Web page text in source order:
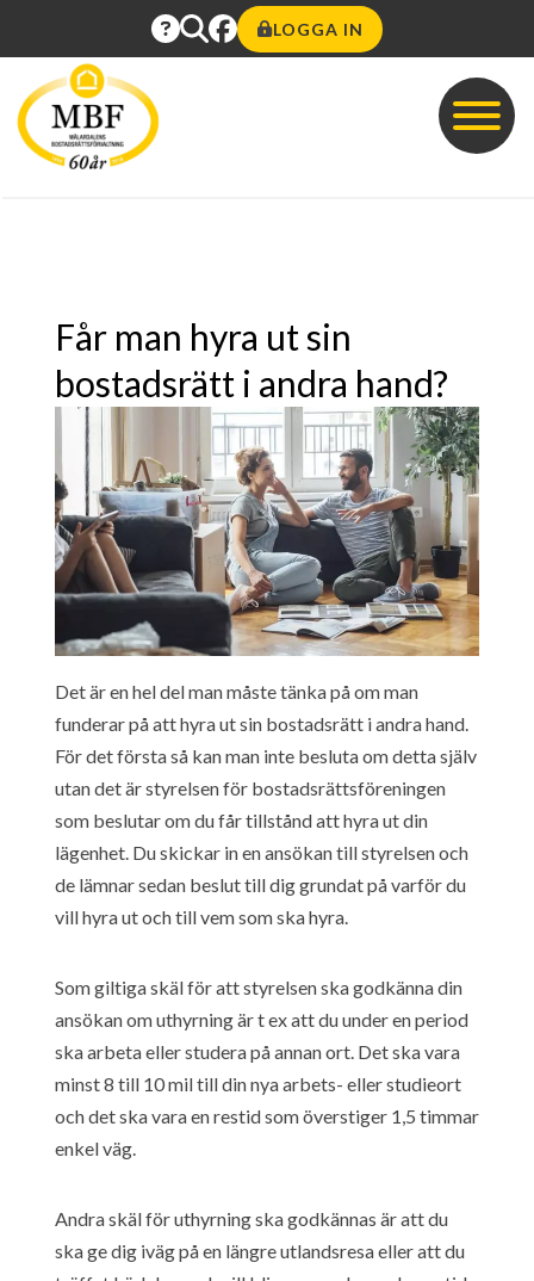
LOGGA IN
Får man hyra ut sin
bostadsrätt i andra hand?
Det är en hel del man måste tänka på om man
funderar på att hyra ut sin bostadsrätt i andra hand.
För det första så kan man inte besluta om detta själv
utan det är styrelsen för bostadsrättsföreningen
som beslutar om du får tillstånd att hyra ut din
lägenhet. Du skickar in en ansökan till styrelsen och
de lämnar sedan beslut till dig grundat på varför du
vill hyra ut och till vem som ska hyra.
Som giltiga skäl för att styrelsen ska godkänna din
ansökan om uthyrning är t ex att du under en period
ska arbeta eller studera på annan ort. Det ska vara
minst 8 till 10 mil till din nya arbets- eller studieort
och det ska vara en restid som överstiger 1,5 timmar
enkel väg.
Andra skäl för uthyrning ska godkännas är att du
ska ge dig iväg på en längre utlandsresa eller att du